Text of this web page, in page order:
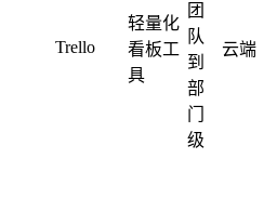
Trello
轻量化
看板工
具
团
队
到
部
门
级
云端